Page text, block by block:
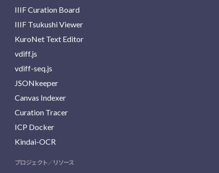
IIIF Curation Board
IIIF Tsukushi Viewer
KuroNet Text Editor
vdiff.js
vdiff-seq.js
JSONkeeper
Canvas Indexer
Curation Tracer
ICP Docker
Kindai-OCR
プロジェクト／リソース